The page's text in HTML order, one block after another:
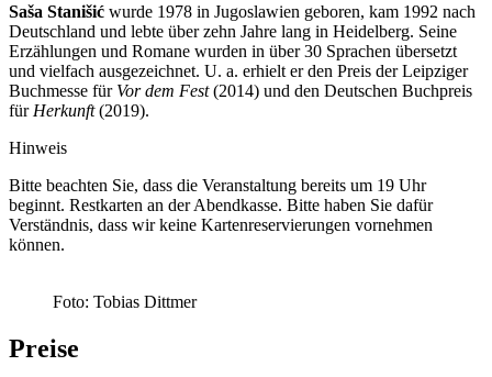
Saša Stanišić wurde 1978 in Jugoslawien geboren, kam 1992 nach
Deutschland und lebte über zehn Jahre lang in Heidelberg. Seine
Erzählungen und Romane wurden in über 30 Sprachen übersetzt
und vielfach ausgezeichnet. U. a. erhielt er den Preis der Leipziger
Buchmesse für Vor dem Fest(2014) und den Deutschen Buchpreis
für Herkunft(2019).
Hinweis
Bitte beachten Sie, dass die Veranstaltung bereits um 19 Uhr
beginnt. Restkarten an der Abendkasse. Bitte haben Sie dafür
Verständnis, dass wir keine Kartenreservierungen vornehmen
können.
Foto: Tobias Dittmer
Preise